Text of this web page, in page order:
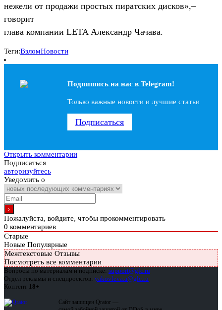
нежели от продажи простых пиратских дисков»,–
говорит
глава компании LETA Александр Чачава.
Теги:ВзломНовости
Подпишись на наc в Telegram!
Только важные новости и лучшие статьи
Подписаться
Открыть комментарии
Подписаться
авторизуйтесь
Уведомить о
Пожалуйста, войдите, чтобы прокомментировать
0 комментариев
Старые
Новые Популярные
Межтекстовые Отзывы
Посмотреть все комментарии
Вопросы по материалам и подписке: support@glc.ru
Отдел рекламы и спецпроектов: yakovleva.a@glc.ru
Контент 18+
Сайт защищен Qrator —